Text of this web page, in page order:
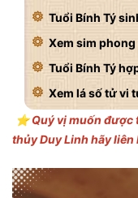
Tuổi Bính Tý
Xem sim
Tuổi Bính Tý
Xem lá số tử vi
⭐️ Quý vị muốn
thủy Duy Linh hãy